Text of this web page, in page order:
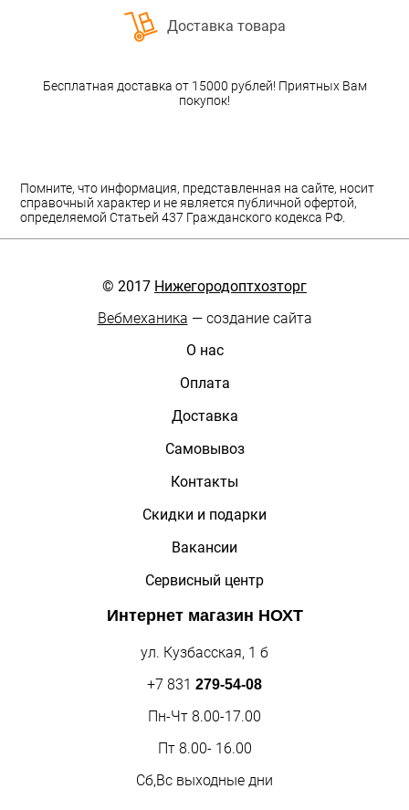
Доставка товара
Бесплатная доставка от 15000 рублей! Приятных Вам
покупок!
Помните, что информация, представленная на сайте, носит
справочный характер и не является публичной офертой,
определяемой Статьей 437 Гражданского кодекса РФ.
© 2017 Нижегородоптхозторг
Вебмеханика — создание сайта
О нас
Оплата
Доставка
Самовывоз
Контакты
Скидки и подарки
Вакансии
Сервисный центр
Интернет магазин НОХТ
ул. Кузбасская, 1 б
+7 831 279-54-08
Пн-Чт 8.00-17.00
Пт 8.00- 16.00
Сб,Вс выходные дни